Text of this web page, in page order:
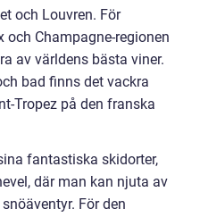
och Louvren. För
och Champagne-regionen
av världens bästa viner.
bad finns det vackra
Tropez på den franska
fantastiska skidorter,
där man kan njuta av
För den